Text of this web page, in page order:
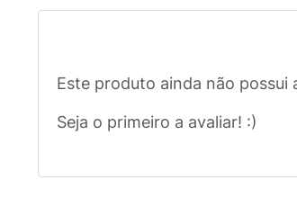
Este produto ainda não possui
Seja o primeiro a avaliar! :)